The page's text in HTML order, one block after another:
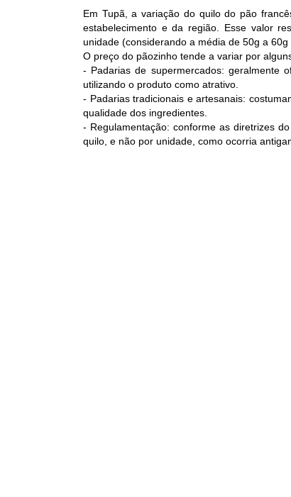
Em Tupã, a variação do quilo do pão
estabelecimento e da região. Esse valor
unidade (considerando a média de 50g a 60g
O preço do pãozinho tende a variar por
- Padarias de supermercados: geralmente
utilizando o produto como atrativo.
- Padarias tradicionais e artesanais:
qualidade dos ingredientes.
- Regulamentação: conforme as diretrizes
quilo, e não por unidade, como ocorria